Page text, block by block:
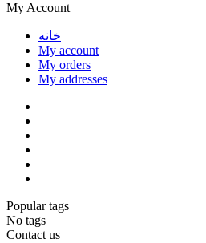
My Account
خانه
My account
My orders
My addresses
Popular tags
No tags
Contact us